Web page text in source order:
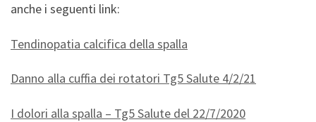
anche i seguenti link:
Tendinopatia calcifica della spalla
Danno alla cuffia dei rotatori Tg5 Salute 4/2/21
I dolori alla spalla – Tg5 Salute del 22/7/2020